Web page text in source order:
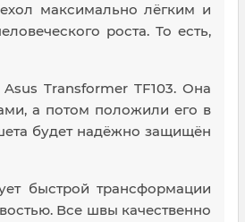
максимально лёгким и
роста. То есть,
Transformer TF103. Она
а потом положили его в
будет надёжно защищён
быстрой трансформации
Все швы качественно